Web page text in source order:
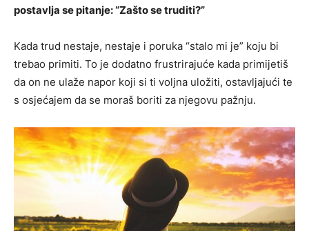
postavlja se pitanje: “Zašto se truditi?”
Kada trud nestaje, nestaje i poruka “stalo mi je” koju bi
trebao primiti. To je dodatno frustrirajuće kada primijetiš
da on ne ulaže napor koji si ti voljna uložiti, ostavljajući te
s osjećajem da se moraš boriti za njegovu pažnju.